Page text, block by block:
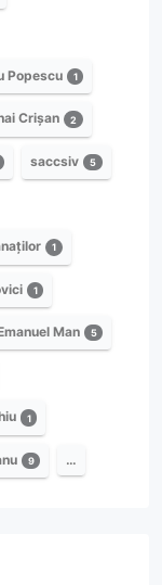
Popescu 1
Crișan 2
saccsiv 5
1
1
Man 5
1
9 …